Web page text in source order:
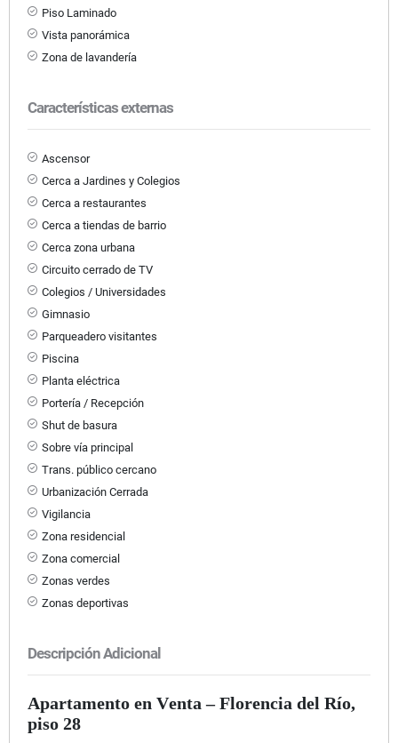
Piso Laminado
Vista panorámica
Zona de lavandería
Características externas
Ascensor
Cerca a Jardines y Colegios
Cerca a restaurantes
Cerca a tiendas de barrio
Cerca zona urbana
Circuito cerrado de TV
Colegios / Universidades
Gimnasio
Parqueadero visitantes
Piscina
Planta eléctrica
Portería / Recepción
Shut de basura
Sobre vía principal
Trans. público cercano
Urbanización Cerrada
Vigilancia
Zona residencial
Zona comercial
Zonas verdes
Zonas deportivas
Descripción Adicional
Apartamento en Venta – Florencia del Río,
piso 28